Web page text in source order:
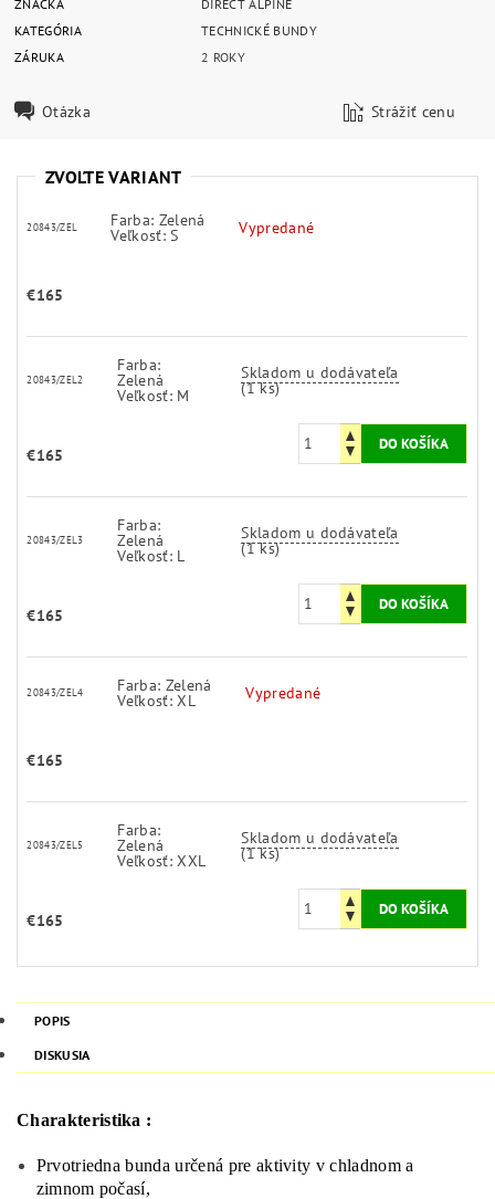
ZNAČKA
DIRECT ALPINE
KATEGÓRIA
TECHNICKÉ BUNDY
ZÁRUKA
2 ROKY
Otázka Strážiť cenu
ZVOĽTE VARIANT
20843/ZEL Farba: Zelená
Veľkosť: S Vypredané
€165
20843/ZEL2
Farba:
Zelená
Veľkosť: M
Skladom u dodávateľa
(1 ks)
€165
20843/ZEL3
Farba:
Zelená
Veľkosť: L
Skladom u dodávateľa
(1 ks)
€165
20843/ZEL4 Farba: Zelená
Veľkosť: XL Vypredané
€165
20843/ZEL5
Farba:
Zelená
Veľkosť: XXL
Skladom u dodávateľa
(1 ks)
€165
POPIS
DISKUSIA
Charakteristika :
Prvotriedna bunda určená pre aktivity v chladnom a
zimnom počasí,